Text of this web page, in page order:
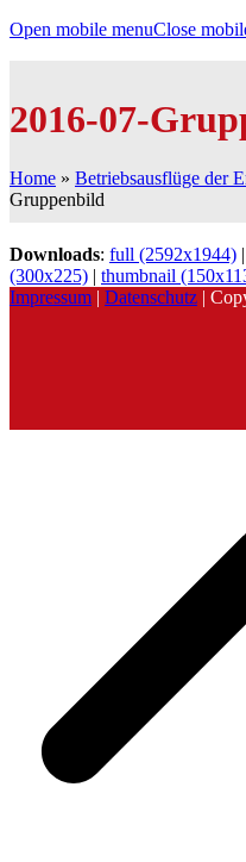
Open mobile menuClose
2016-07-
Home » Betriebsausflüge der
Gruppenbild
Downloads: full (2592x1944) |
(300x225) | thumbnail
Impressum | Datenschutz |